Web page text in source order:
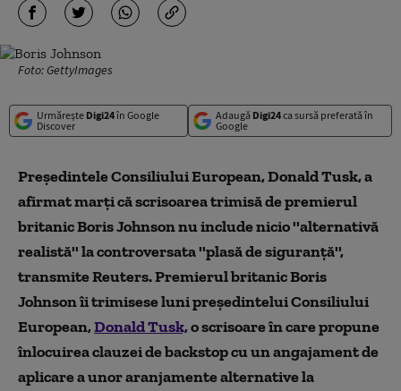
Foto: GettyImages
Urmărește Digi24în Google
Discover
Adaugă Digi24ca sursă preferată în
Google
Preşedintele Consiliului European, Donald Tusk, a
afirmat marţi că scrisoarea trimisă de premierul
britanic Boris Johnson nu include nicio ''alternativă
realistă'' la controversata ''plasă de siguranţă'',
transmite Reuters. Premierul britanic Boris
Johnson îi trimisese luni preşedintelui Consiliului
European,Donald Tusk,o scrisoare în care propune
înlocuirea clauzei de backstop cu un angajament de
aplicare a unor aranjamente alternative la